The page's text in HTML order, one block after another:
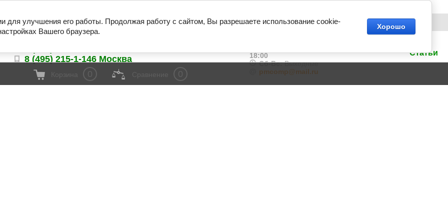
Корзина 0 Сравнение 0
КОНТАКТЫ НАШИ РАБОТЫ ВАКАНСИИ
Статьи
8 (495) 215-1-146 Москва
18:00
Сб-Вс:Выходные
pmcomp@mail.ru
для улучшения его работы. Продолжая работу с сайтом, Вы разрешаете использование cookie-
Вашего браузера.
Хорошо